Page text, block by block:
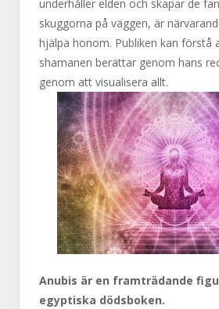
underhåller elden och skapar de
skuggorna på väggen, är
hjälpa honom. Publiken kan förstå
shamanen berättar genom hans
genom att visualisera allt.
Anubis är en framträdande
egyptiska dödsboken.